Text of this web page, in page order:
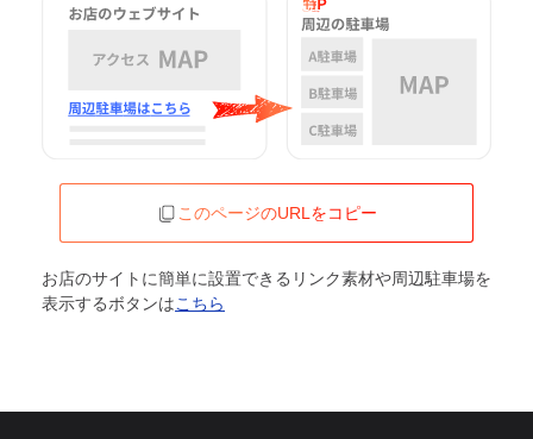
このページのURLをコピー
お店のサイトに簡単に設置できるリンク素材や周辺駐車場を
表示するボタンはこちら